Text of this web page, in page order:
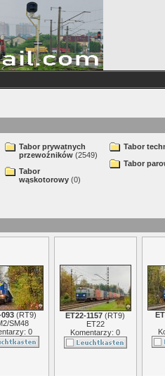
Tabor prywatnych
przewoźników(2549)
Tabor
wąskotorowy(0)
Tabor
Tabor
(RT9)
SM48
0
ET22-1157 (RT9)
ET22
Komentarzy: 0